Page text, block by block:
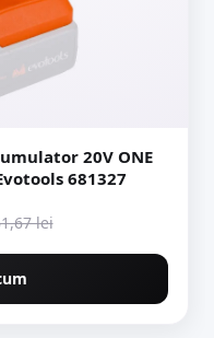
20V ONE
681327
lei